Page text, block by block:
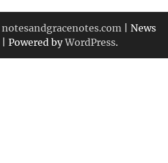
notesandgracenotes.com | News
| Powered byWordPress.